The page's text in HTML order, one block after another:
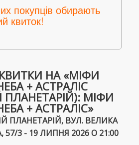
покупців обирають
квиток!
НА «МІФИ
+ АСТРАЛІС
ПЛАНЕТАРІЙ): МІФИ
+ АСТРАЛІС»
ПЛАНЕТАРІЙ, ВУЛ. ВЕЛИКА
57/3 - 19 ЛИПНЯ 2026 О 21:00